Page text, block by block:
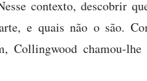
contexto, descobrir
e quais não o são.
Collingwood chamou-